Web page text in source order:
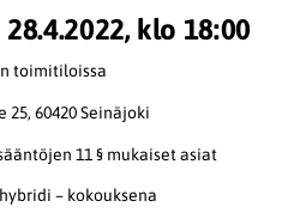
28.4.2022, klo 18:00
toimitiloissa
60420 Seinäjoki
11 § mukaiset asiat
– kokouksena